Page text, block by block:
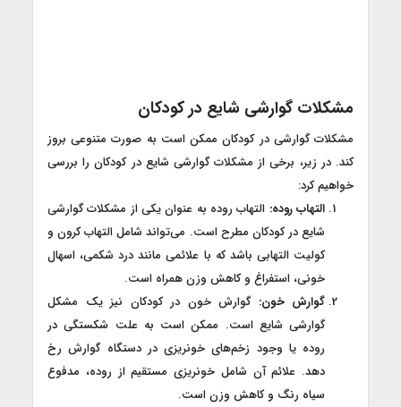
مشکلات گوارشی شایع در کودکان
مشکلات گوارشی در کودکان ممکن است به صورت متنوعی بروز
کند. در زیر، برخی از مشکلات گوارشی شایع در کودکان را بررسی
خواهیم کرد:
التهاب روده: التهاب روده به عنوان یکی از مشکلات گوارشی
شایع در کودکان مطرح است. می‌تواند شامل التهاب کرون و
کولیت التهابی باشد که با علائمی مانند درد شکمی، اسهال
خونی، استفراغ و کاهش وزن همراه است.
گوارش خون: گوارش خون در کودکان نیز یک مشکل
گوارشی شایع است. ممکن است به علت شکستگی در
روده یا وجود زخم‌های خونریزی در دستگاه گوارش رخ
دهد. علائم آن شامل خونریزی مستقیم از روده، مدفوع
سیاه رنگ و کاهش وزن است.